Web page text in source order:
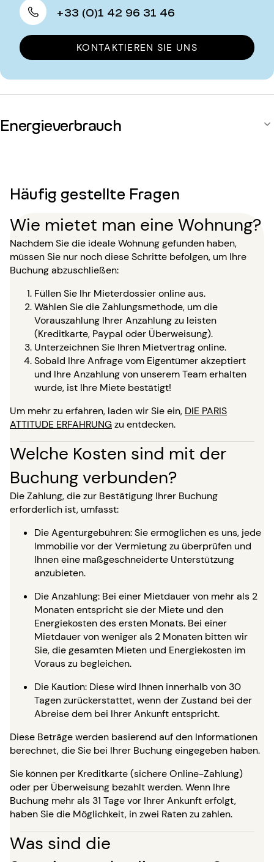
+33 (0)1 42 96 31 46
KONTAKTIEREN SIE UNS
Energieverbrauch
Häufig gestellte Fragen
Wie mietet man eine Wohnung?
Nachdem Sie die ideale Wohnung gefunden haben,
müssen Sie nur noch diese Schritte befolgen, um Ihre
Buchung abzuschließen:
Füllen Sie Ihr Mieterdossier online aus.
Wählen Sie die Zahlungsmethode, um die
Vorauszahlung Ihrer Anzahlung zu leisten
(Kreditkarte, Paypal oder Überweisung).
Unterzeichnen Sie Ihren Mietvertrag online.
Sobald Ihre Anfrage vom Eigentümer akzeptiert
und Ihre Anzahlung von unserem Team erhalten
wurde, ist Ihre Miete bestätigt!
Um mehr zu erfahren, laden wir Sie ein, DIE PARIS
ATTITUDE ERFAHRUNGzu entdecken.
Welche Kosten sind mit der
Buchung verbunden?
Die Zahlung, die zur Bestätigung Ihrer Buchung
erforderlich ist, umfasst:
Die Agenturgebühren: Sie ermöglichen es uns, jede
Immobilie vor der Vermietung zu überprüfen und
Ihnen eine maßgeschneiderte Unterstützung
anzubieten.
Die Anzahlung: Bei einer Mietdauer von mehr als 2
Monaten entspricht sie der Miete und den
Energiekosten des ersten Monats. Bei einer
Mietdauer von weniger als 2 Monaten bitten wir
Sie, die gesamten Mieten und Energiekosten im
Voraus zu begleichen.
Die Kaution: Diese wird Ihnen innerhalb von 30
Tagen zurückerstattet, wenn der Zustand bei der
Abreise dem bei Ihrer Ankunft entspricht.
Diese Beträge werden basierend auf den Informationen
berechnet, die Sie bei Ihrer Buchung eingegeben haben.
Sie können per Kreditkarte (sichere Online-Zahlung)
oder per Überweisung bezahlt werden. Wenn Ihre
Buchung mehr als 31 Tage vor Ihrer Ankunft erfolgt,
haben Sie die Möglichkeit, in zwei Raten zu zahlen.
Was sind die